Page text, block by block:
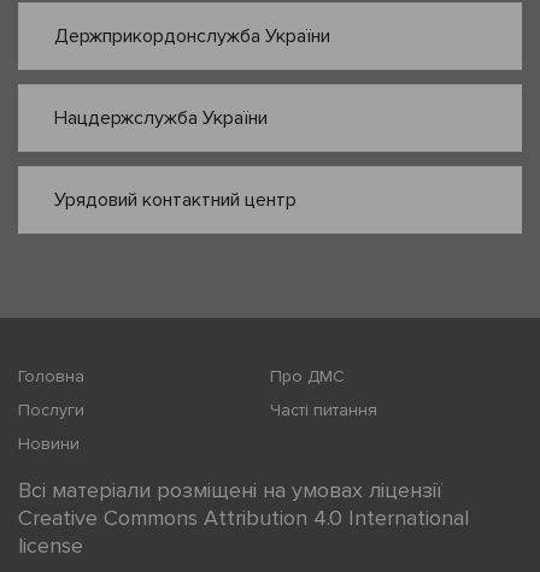
Держприкордонслужба України
Нацдержслужба України
Урядовий контактний центр
Головна
Про ДМС
Послуги
Часті питання
Новини
Всі матеріали розміщені на умовах ліцензії
Creative Commons Attribution 4.0 International
license